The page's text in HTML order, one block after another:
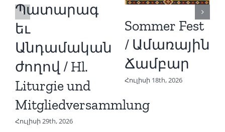
Պատարագ
եւ
Անդամական
ժողով / Hl.
Liturgie und
Mitgliedversammlung
Հուլիսի 29th, 2026
Sommer Fest
/ Ամառային
Ճամբար
Հուլիսի 18th, 2026